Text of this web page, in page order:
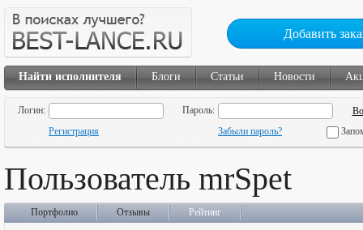
Добавить
Найти исполнителя Блоги Статьи Новости
Логин:
Пароль:
Регистрация
Забыли пароль?
Пользователь mrSpet
Портфолио Отзывы Рейтинг